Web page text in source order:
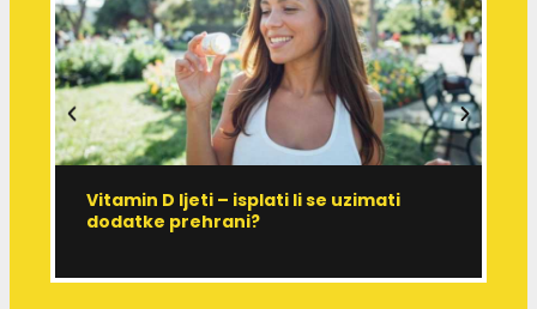
Vitamin D ljeti – isplati li se uzimati
dodatke prehrani?